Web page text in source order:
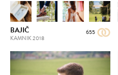
655
BAJIČ
KAMNIK2018